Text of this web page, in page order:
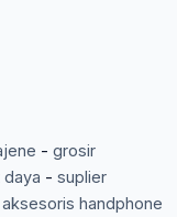
- grosir
- suplier
handphone